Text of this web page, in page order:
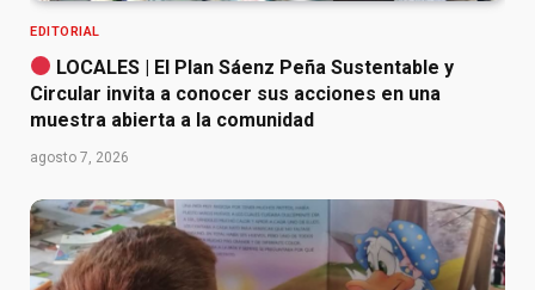
EDITORIAL
LOCALES | El Plan Sáenz Peña Sustentable y
Circular invita a conocer sus acciones en una
muestra abierta a la comunidad
agosto 7, 2026